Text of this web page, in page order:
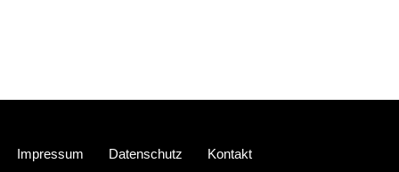
Impressum Datenschutz Kontakt